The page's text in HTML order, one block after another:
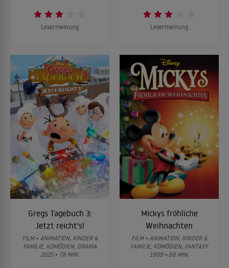
Lesermeinung Lesermeinung
Gregs Tagebuch 3:
Jetzt reicht's!
FILM • ANIMATION, KINDER &
FAMILIE, KOMÖDIEN, DRAMA
2025 • 78 MIN.
Mickys fröhliche
Weihnachten
FILM • ANIMATION, KINDER &
FAMILIE, KOMÖDIEN, FANTASY
1999 • 66 MIN.